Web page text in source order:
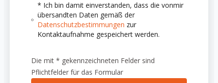
* Ich bin damit einverstanden, dass die vonmir
übersandten Daten gemäß der
Datenschutzbestimmungen zur
Kontaktaufnahme gespeichert werden.
Die mit * gekennzeichneten Felder sind
Pflichtfelder für das Formular